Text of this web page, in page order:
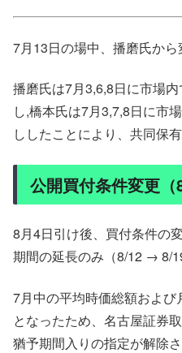
7月13日の場中、播磨氏から
播磨氏は7月3,6,8日に市場
し,橋本氏は7月3,7,8日に市
ししたことにより、共同保
公開買付条件変更（
8月4日引け後、買付条件の
期間の延長のみ（8/12 → 8/
7月中の平均時価総額およ
となったため、名古屋証券
猶予期間入りの指定が解除